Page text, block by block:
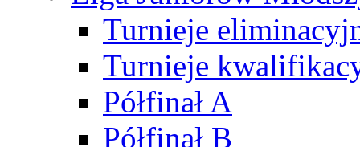
Turnieje
Turnieje
Półfinał A
Półfinał B